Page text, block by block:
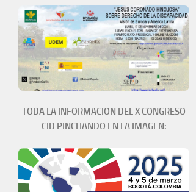
TODA LA INFORMACION DEL X CONGRESO
CID PINCHANDO EN LA IMAGEN: